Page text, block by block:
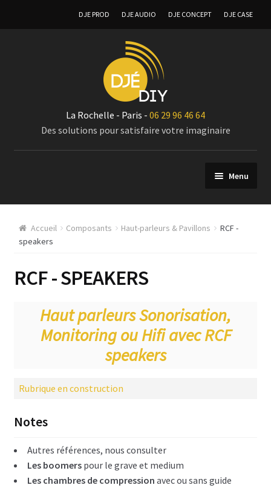
DJE PROD DJE AUDIO DJE CONCEPT DJE CASE
La Rochelle - Paris - 06 29 96 46 64
Des solutions pour satisfaire votre imaginaire
Menu
Composants
Modules Amplificateurs audio
Haut-parleurs & Pavillons
Beyma Haut Parleurs
BMS Speakers
Eminence speakers
Fostex speakers
RCF – speakers
Accueil Composants Haut-parleurs & Pavillons
RCF -
speakers
RCF - SPEAKERS
Haut parleurs Sonorisation,
Monitoring ou Hifi avec RCF
speakers
Rubrique en construction
Notes
Autres références, nous consulter
Les boomerspour le grave et medium
Les chambres de compression avec ou sans guide